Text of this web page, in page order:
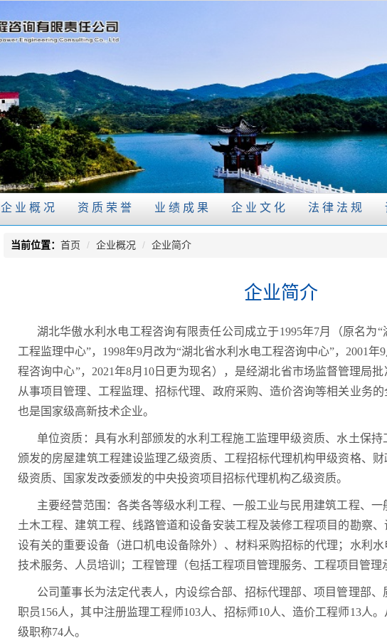
企业概况 资质荣誉 业绩成果 企业文化 法律法规
当前位置： 首页 / 企业概况 / 企业简介
企业简介
湖北华傲水利水电工程咨询有限责任公司成立于1995年7月（原名为
工程监理中心”，1998年9月改为“湖北省水利水电工程咨询中心”，2001年
程咨询中心”， 2021年8月10日更为现名），是经湖北省市场监督管理局
从事项目管理、工程监理、招标代理、政府采购、造价咨询等相关业务
也是国家级高新技术企业。
单位资质：具有水利部颁发的水利工程施工监理甲级资质、水土保
颁发的房屋建筑工程建设监理乙级资质、 工程招标代理机构甲级资格、
级资质、国家发改委颁发的中央投资项目招标代理机构乙级资质。
主要经营范围：各类各等级水利工程、一般工业与民用建筑工程、
土木工程、建筑工程、线路管道和设备安装工程及装修工程项目的勘察
设有关的重要设备（进口机电设备除外）、材料采购招标的代理；水利
技术服务、人员培训；工程管理（包括工程项目管理服务、工程项目管理
公司董事长为法定代表人，内设综合部、招标代理部、项目管理部
职员156人，其中注册监理工程师103人、招标师10人、造价工程师13人
级职称74人。